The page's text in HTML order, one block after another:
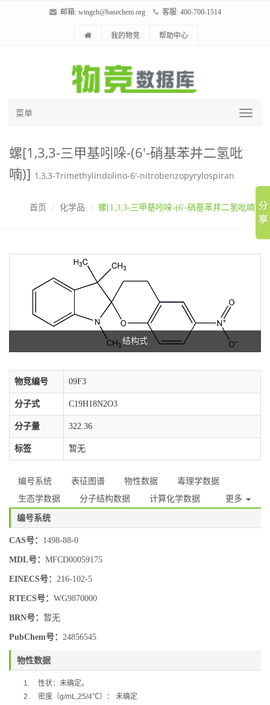
邮箱: wingch@basechem.org 客服: 400-700-1514
我的物竞 帮助中心
菜单
螺[1,3,3-三甲基吲哚-(6'-硝基苯并二氢吡
喃)] 1,3,3-Trimethylindolino-6'-nitrobenzopyrylospiran
首页 化学品 螺[1,3,3-三甲基吲哚-(6'-硝基苯并二氢吡喃)]
结构式
物竞编号 09F3
分子式 C19H18N2O3
分子量 322.36
标签 暂无
编号系统 表征图谱 物性数据
毒理学数据
生态学数据
分子结构数据 计算化学数据 更多
编号系统
CAS号： 1498-88-0
MDL号： MFCD00059175
EINECS号： 216-102-5
RTECS号： WG9870000
BRN号： 暂无
PubChem号： 24856545
物性数据
1.
性状：未确定。
2.
密度（g/mL,25/4℃）：
未确定